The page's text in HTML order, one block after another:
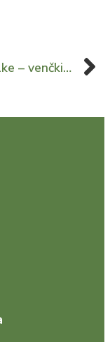
Rokodelke – venčki za razstavo